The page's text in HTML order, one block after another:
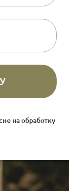
наобработку